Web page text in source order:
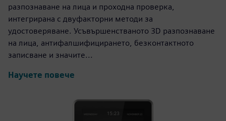
разпознаване на лица и проходна проверка,
интегрирана с двуфакторни методи за
удостоверяване. Усъвършенстваното 3D разпознаване
на лица, антифалшифицирането, безконтактното
записване и значите...
Научете повече